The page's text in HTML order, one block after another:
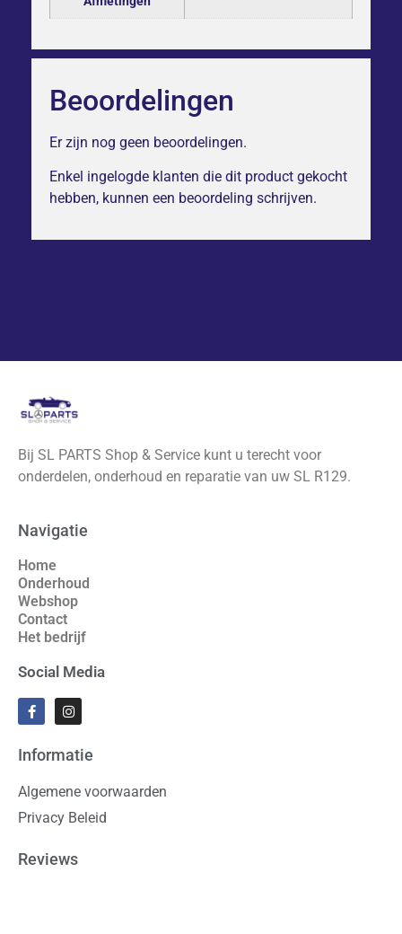
Beoordelingen
Er zijn nog geen beoordelingen.
Enkel ingelogde klanten die dit product gekocht
hebben, kunnen een beoordeling schrijven.
Bij SL PARTS Shop & Service kunt u terecht voor
onderdelen, onderhoud en reparatie van uw SL R129.
Navigatie
Home
Onderhoud
Webshop
Contact
Het bedrijf
Social Media
Informatie
Algemene voorwaarden
Privacy Beleid
Reviews